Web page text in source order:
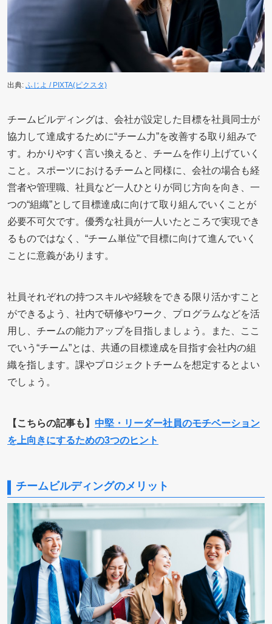
出典: ふじよ / PIXTA(ピクスタ)
チームビルディングは、会社が設定した目標を社員同士が
協力して達成するために“チーム力”を改善する取り組みで
す。わかりやすく言い換えると、チームを作り上げていく
こと。スポーツにおけるチームと同様に、会社の場合も経
営者や管理職、社員など一人ひとりが同じ方向を向き、一
つの“組織”として目標達成に向けて取り組んでいくことが
必要不可欠です。優秀な社員が一人いたところで実現でき
るものではなく、“チーム単位”で目標に向けて進んでいく
ことに意義があります。
社員それぞれの持つスキルや経験をできる限り活かすこと
ができるよう、社内で研修やワーク、プログラムなどを活
用し、チームの能力アップを目指しましょう。また、ここ
でいう“チーム”とは、共通の目標達成を目指す会社内の組
織を指します。課やプロジェクトチームを想定するとよい
でしょう。
【こちらの記事も】 中堅・リーダー社員のモチベーション
を上向きにするための3つのヒント
チームビルディングのメリット